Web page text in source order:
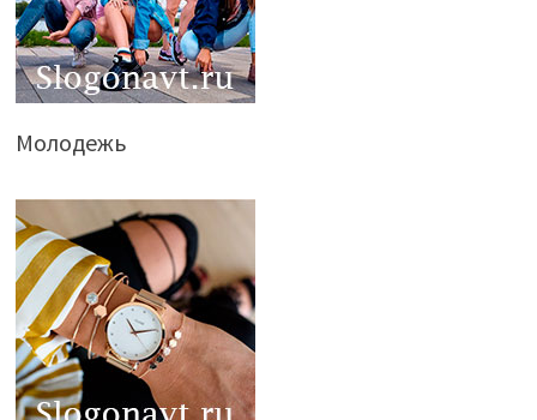
Молодежь